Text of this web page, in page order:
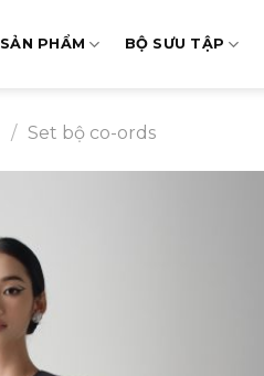
SẢN PHẨM BỘ SƯU TẬP
/ Set bộ co-ords